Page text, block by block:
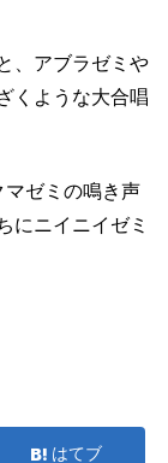
、アブラゼミや
くような大合唱
マゼミの鳴き声
にニイニイゼミ
はてブ